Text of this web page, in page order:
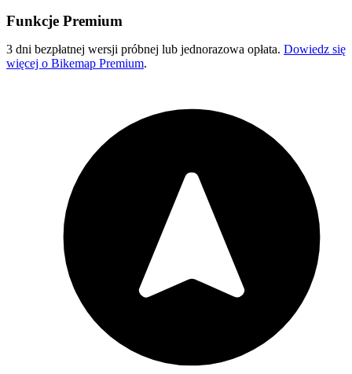
Funkcje Premium
3 dni bezpłatnej wersji próbnej lub jednorazowa opłata. Dowiedz się
więcej o Bikemap Premium.